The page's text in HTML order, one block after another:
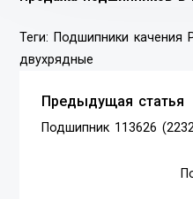
Теги:Подшипники качения
двухрядные
Предыдущая статья
Подшипник 113626